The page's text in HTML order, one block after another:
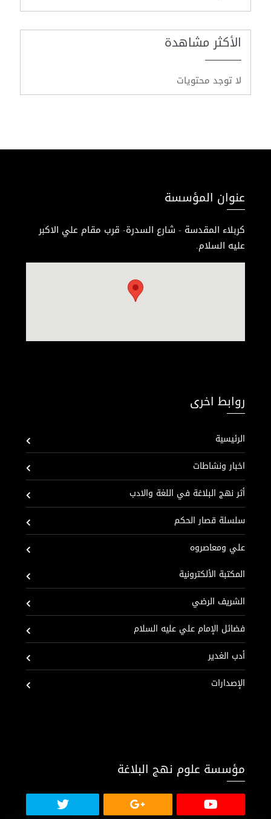
الأكثر مشاهدة
لا توجد محتويات
عنوان المؤسسة
كربلاء المقدسة - شارع السدرة- قرب مقام علي الاكبر
عليه السلام.
روابط اخرى
الرئيسية
اخبار ونشاطات
أثر نهج البلاغة في اللغة والادب
سلسلة قصار الحكم
علي ومعاصروه
المكتبة الألكترونية
الشريف الرضي
فضائل الإمام علي عليه السلام
أدب الغدير
الإصدارات
مؤسسة علوم نهج البلاغة